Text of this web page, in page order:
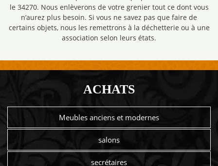
le 34270. Nous enlèverons de votre grenier tout ce dont vous
n’aurez plus besoin. Si vous ne savez pas que faire de
certains objets, nous les remettrons à la déchetterie ou à une
association selon leurs états.
ACHATS
Meubles anciens et modernes
salons
secrétaires